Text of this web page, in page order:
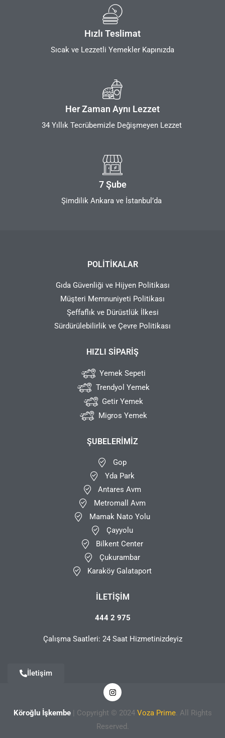
Hızlı Teslimat
Sıcak ve Lezzetli Yemekler Kapınızda
Her Zaman Aynı Lezzet
34 Yıllık Tecrübemizle Değişmeyen Lezzet
7 Şube
Şimdilik Ankara ve İstanbul’da
POLITIKALAR
Gıda Güvenliği ve Hijyen Politikası
Müşteri Memnuniyeti Politikası
Şeffaflık ve Dürüstlük İlkesi
Sürdürülebilirlik ve Çevre Politikası
HIZLI SIPARIŞ
Yemek Sepeti
Trendyol Yemek
Getir Yemek
Migros Yemek
ŞUBELERIMIZ
Gop
Yda Park
Antares Avm
Metromall Avm
Mamak Nato Yolu
Çayyolu
Bilkent Center
Çukurambar
Karaköy Galataport
İLETIŞIM
444 2 975
Çalışma Saatleri: 24 Saat Hizmetinizdeyiz
İletişim
Köroğlu İşkembe| Copyright © 2024 Voza Prime. All Rights
Reserved.